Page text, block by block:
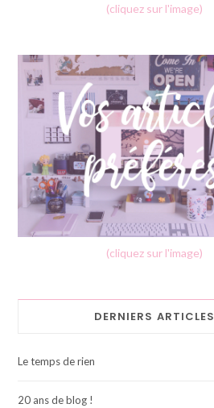
(cliquez sur l'image)
(cliquez sur l'image)
DERNIERS ARTICLES
Le temps de rien
20 ans de blog !